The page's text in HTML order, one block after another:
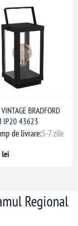
BRADFORD
IP20 43623
de livrare:5-7 zile
lei
Regional